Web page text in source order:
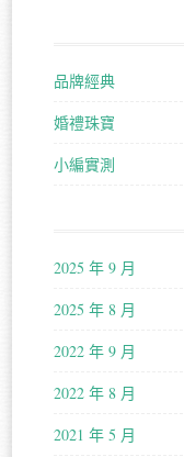
品牌經典
婚禮珠寶
小編實測
2025 年 9 月
2025 年 8 月
2022 年 9 月
2022 年 8 月
2021 年 5 月